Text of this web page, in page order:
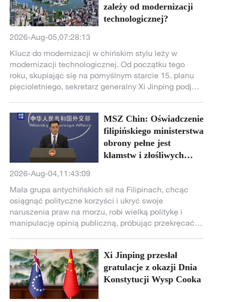
poważne uwagi do strony japońskiej.zależy od modernizacji
technologicznej?
2026-Aug-05,07:28:13
Klucz do modernizacji w chińskim stylu leży w
modernizacji technologicznej. Od początku tego
roku, skupiając się na pomyślnym starcie 15. planu
pięcioletniego, sekretarz generalny Xi Jinping podjął
jest przyspieszenie dążenia do wysokiego poziomu
samodzielności i siły w dziedzinie nauki i technologii.
MSZ Chin: Oświadczenie
filipińskiego ministerstwa
obrony pełne jest
kłamstw i złośliwych
2026-Aug-04,11:43:09
Mała grupa antychińskich sił na Filipinach, chcąc
osiągnąć polityczne korzyści i ukryć swoje
naruszenia praw na morzu, robi wielką politykę i
manipulację opinią publiczną, próbując przekręcać
Chin, Lin Jian.
Xi Jinping przesłał
gratulacje z okazji Dnia
Konstytucji Wysp Cooka